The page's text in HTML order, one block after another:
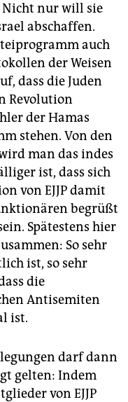
nur will sie
abschaffen.
auch
der Weisen
dass die Juden
Revolution
der Hamas
stehen. Von den
man das indes
ist, dass sich
von EJJP damit
begrüßt
Spätestens hier
So sehr
ist, so sehr
die
Antisemiten
ist.
darf dann
gelten: Indem
von EJJP